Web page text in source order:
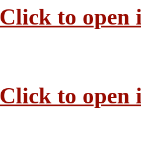
Click to open
Click to open